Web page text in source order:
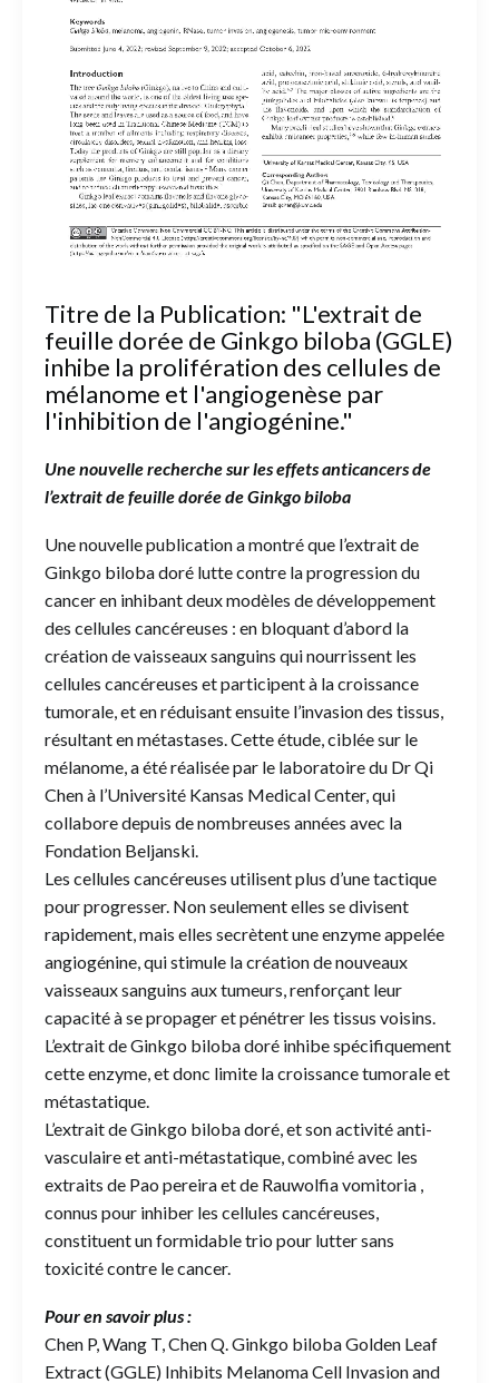
Titre de la Publication: "L'extrait de
feuille dorée de Ginkgo biloba (GGLE)
inhibe la prolifération des cellules de
mélanome et l'angiogenèse par
l'inhibition de l'angiogénine."
Une nouvelle recherche sur les effets anticancers de
l’extrait de feuille dorée de Ginkgo biloba
Une nouvelle publication a montré que l’extrait de
Ginkgo biloba doré lutte contre la progression du
cancer en inhibant deux modèles de développement
des cellules cancéreuses : en bloquant d’abord la
création de vaisseaux sanguins qui nourrissent les
cellules cancéreuses et participent à la croissance
tumorale, et en réduisant ensuite l’invasion des tissus,
résultant en métastases. Cette étude, ciblée sur le
mélanome, a été réalisée par le laboratoire du Dr Qi
Chen à l’Université Kansas Medical Center, qui
collabore depuis de nombreuses années avec la
Fondation Beljanski.
Les cellules cancéreuses utilisent plus d’une tactique
pour progresser. Non seulement elles se divisent
rapidement, mais elles secrètent une enzyme appelée
angiogénine, qui stimule la création de nouveaux
vaisseaux sanguins aux tumeurs, renforçant leur
capacité à se propager et pénétrer les tissus voisins.
L’extrait de Ginkgo biloba doré inhibe spécifiquement
cette enzyme, et donc limite la croissance tumorale et
métastatique.
L’extrait de Ginkgo biloba doré, et son activité anti-
vasculaire et anti-métastatique, combiné avec les
extraits de Pao pereira et de Rauwolfia vomitoria ,
connus pour inhiber les cellules cancéreuses,
constituent un formidable trio pour lutter sans
toxicité contre le cancer.
Pour en savoir plus :
Chen P, Wang T, Chen Q. Ginkgo biloba Golden Leaf
Extract (GGLE) Inhibits Melanoma Cell Invasion and